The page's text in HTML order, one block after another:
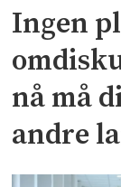
Ingen
nå må
andre